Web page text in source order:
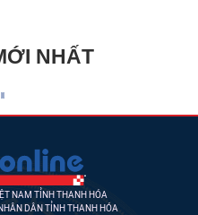
NHẤT
NAM TỈNH THANH HÓA
DÂN TỈNH THANH HÓA